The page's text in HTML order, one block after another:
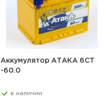
Аккумулятор АТАКА 6СТ
-60.0
в наличии